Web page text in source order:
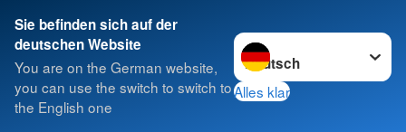
Sie befinden sich auf der
deutschen Website
You are on the German website,
you can use the switch to switch to
the English one
Sprache wechseln zu
Alles klar
Suche